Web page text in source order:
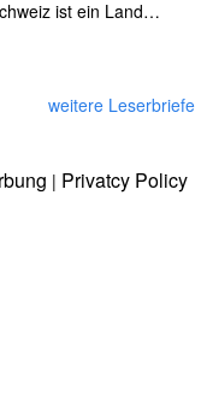
ist ein Land…
weitere Leserbriefe
| Privatcy Policy